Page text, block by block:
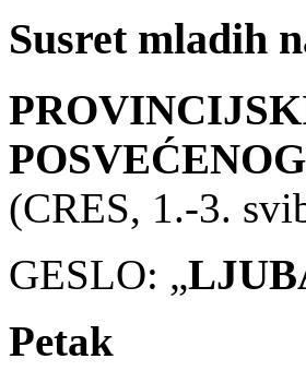
Susret mladih
(CRES, 1.-3.
GESLO: „
Petak